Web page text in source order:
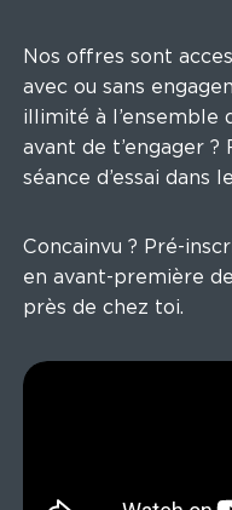
Nos offres sont
avec ou sans
illimité à l’ensemble
avant de t’engager
séance d’essai dans
Concainvu ? Pré-
en avant-première
près de chez toi.